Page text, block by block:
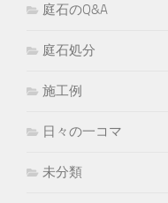
庭石のQ&A
庭石処分
施工例
日々の一コマ
未分類